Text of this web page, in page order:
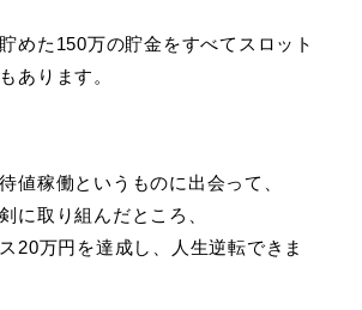
めた150万の貯金をすべてスロット
あります。
値稼働というものに出会って、
に取り組んだところ、
20万円を達成し、人生逆転できま